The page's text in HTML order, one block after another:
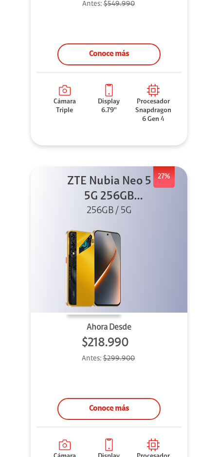
Antes:$549.990
Conoce más
Cámara
Triple
Display
6.79''
Procesador
Snapdragon
6 Gen 4
27%
ZTE Nubia Neo 5
5G 256GB
Dorado
256GB / 5G
Ahora Desde
$218.990
Antes: $299.900
Conoce más